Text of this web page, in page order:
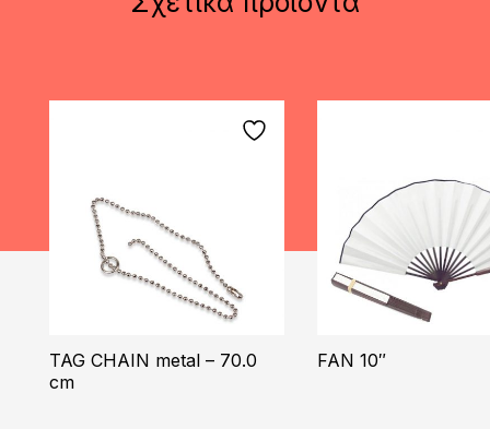
TAG CHAIN metal – 70.0
cm
FAN 10″